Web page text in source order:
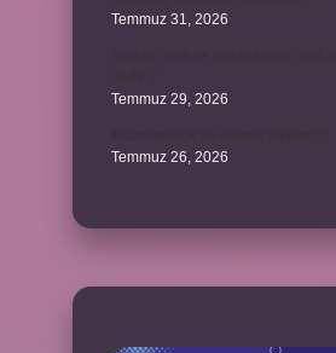
Temmuz 31, 2026
Temmuz 29, 2026
Temmuz 26, 2026